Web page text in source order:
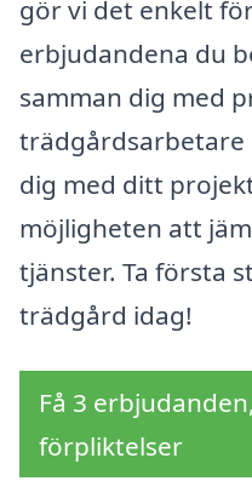
gör vi det enkelt
erbjudandena du
samman dig med
trädgårdsarbetare
dig med ditt
möjligheten att
tjänster. Ta första
trädgård idag!
Få 3
förpliktelser